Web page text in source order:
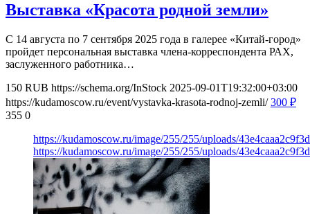
Выставка «Красота родной земли»
С 14 августа по 7 сентября 2025 года в галерее «Китай-город»
пройдет персональная выставка члена-корреспондента РАХ,
заслуженного работника…
150 RUB https://schema.org/InStock 2025-09-01T19:32:00+03:00
https://kudamoscow.ru/event/vystavka-krasota-rodnoj-zemli/ 300 ₽
355 0
https://kudamoscow.ru/image/255/255/uploads/
https://kudamoscow.ru/image/255/255/uploads/